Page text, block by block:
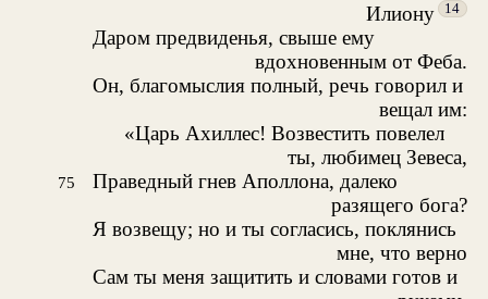
Илиону
14
Даром предвиденья, свыше ему
вдохновенным от Феба.
Он, благомыслия полный, речь говорил и
вещал им:
«Царь Ахиллес! Возвестить повелел
ты, любимец Зевеса,
75
Праведный гнев Аполлона, далеко
разящего бога?
Я возвещу; но и ты согласись, поклянись
мне, что верно
Сам ты меня защитить и словами готов и